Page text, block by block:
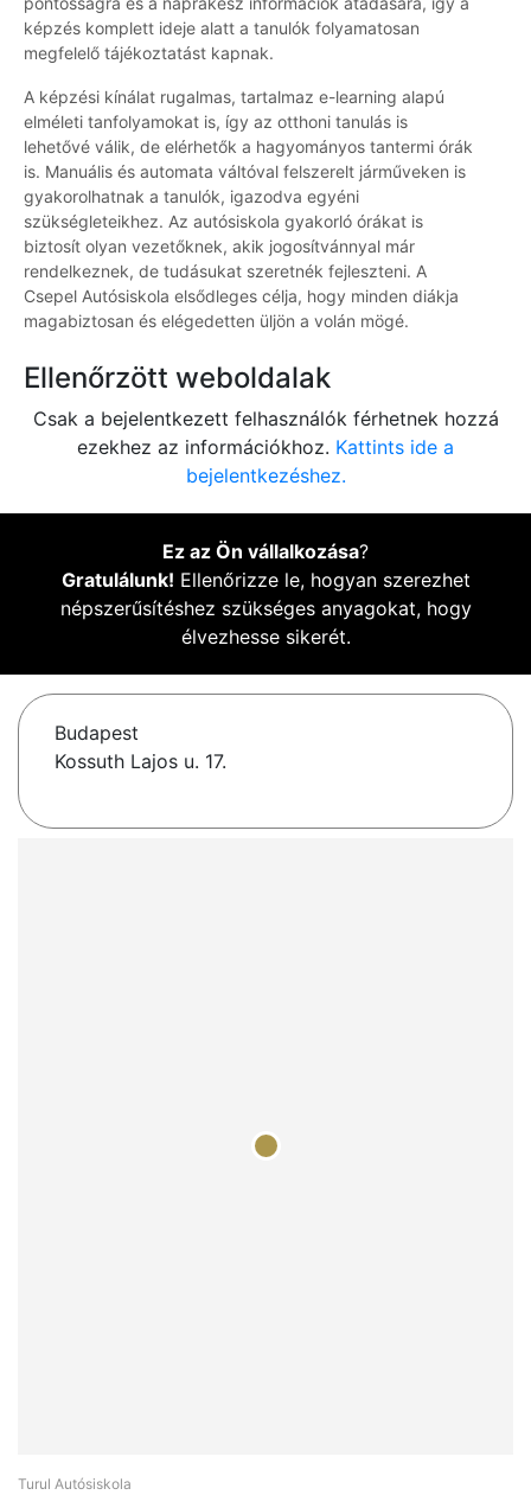
képzés komplett ideje alatt a tanulók folyamatosan
megfelelő tájékoztatást kapnak.
A képzési kínálat rugalmas, tartalmaz e-learning alapú
elméleti tanfolyamokat is, így az otthoni tanulás is
lehetővé válik, de elérhetők a hagyományos tantermi órák
is. Manuális és automata váltóval felszerelt járműveken is
gyakorolhatnak a tanulók, igazodva egyéni
szükségleteikhez. Az autósiskola gyakorló órákat is
biztosít olyan vezetőknek, akik jogosítvánnyal már
rendelkeznek, de tudásukat szeretnék fejleszteni. A
Csepel Autósiskola elsődleges célja, hogy minden diákja
magabiztosan és elégedetten üljön a volán mögé.
Ellenőrzött weboldalak
Csak a bejelentkezett felhasználók férhetnek hozzá
ezekhez az információkhoz. Kattints ide a
bejelentkezéshez.
Ez az Ön vállalkozása?
Gratulálunk! Ellenőrizze le, hogyan szerezhet
népszerűsítéshez szükséges anyagokat, hogy
élvezhesse sikerét.
Budapest
Kossuth Lajos u. 17.
Turul Autósiskola